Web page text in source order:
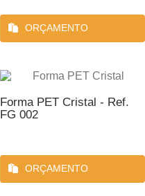
ORÇAMENTO
Forma PET Cristal - Ref.
FG 002
ORÇAMENTO